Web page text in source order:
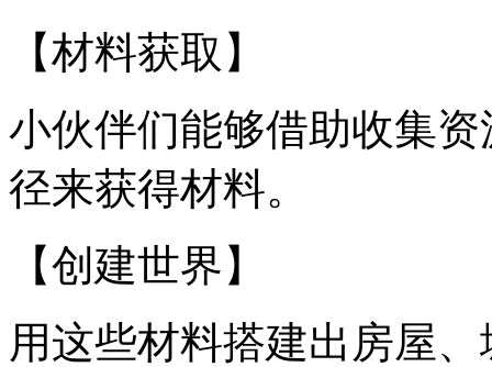
【材料获取】
小伙伴们能够借助收集
径来获得材料。
【创建世界】
用这些材料搭建出房屋